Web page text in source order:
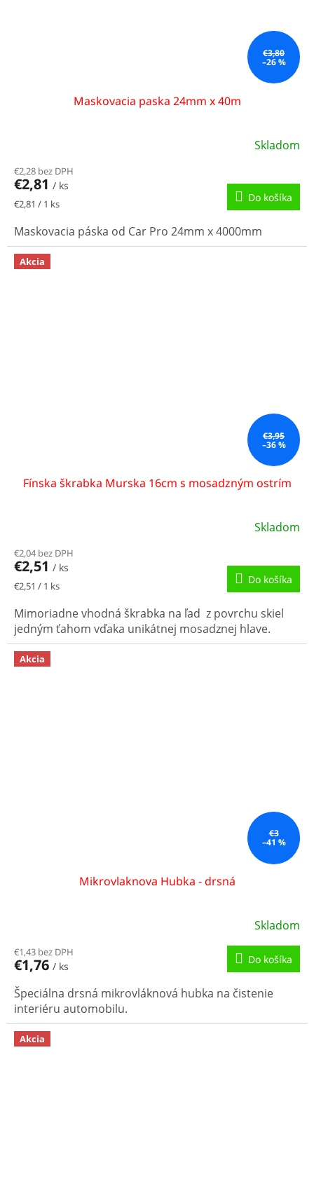
€3,80
–26 %
Maskovacia paska 24mm x 40m
Skladom
€2,28 bez DPH
€2,81 / ks
Jednotková
€2,81 / 1 ks Do košíka
Maskovacia páska od Car Pro 24mm x 4000mm
Akcia
€3,95
–36 %
Fínska škrabka Murska 16cm s mosadzným ostrím
Skladom
€2,04 bez DPH
€2,51 / ks
Jednotková
€2,51 / 1 ks Do košíka
Mimoriadne vhodná škrabka na ľad z povrchu skiel
jedným ťahom vďaka unikátnej mosadznej hlave.
Akcia
€3
–41 %
Mikrovlaknova Hubka - drsná
Skladom
€1,43 bez DPH
€1,76 / ks
Do košíka
Špeciálna drsná mikrovláknová hubka na čistenie
interiéru automobilu.
Akcia